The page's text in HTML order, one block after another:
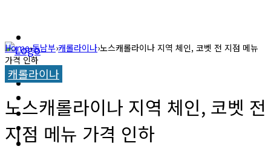
교계소식
한인타운 소식
이민뉴스
캐롤라이나 뉴스
교계소식
한인타운 소식
Home›동남부›캐롤라이나›노스캐롤라이나 지역 체인, 코벳 전 지점 메뉴
가격 인하
캐롤라이나
노스캐롤라이나 지역 체인, 코벳 전
지점 메뉴 가격 인하